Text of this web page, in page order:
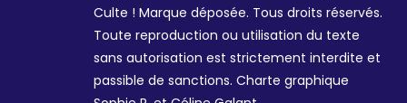
Culte ! Marque déposée. Tous droits réservés.
Toute reproduction ou utilisation du texte
sans autorisation est strictement interdite et
passible de sanctions. Charte graphique